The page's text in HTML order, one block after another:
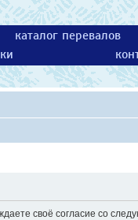
каталог перевалов
своё согласие со